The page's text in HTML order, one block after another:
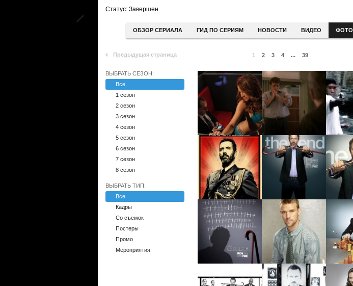
Статус: Завершен
ОБЗОР СЕРИАЛА ГИД ПО СЕРИЯМ НОВОСТИ ВИДЕО ФОТО
Предыдущая страница 1 2 3 4 ... 39
ВЫБРАТЬ СЕЗОН:
Все
1 сезон
2 сезон
3 сезон
4 сезон
5 сезон
6 сезон
7 сезон
8 сезон
ВЫБРАТЬ ТИП:
Все
Кадры
Со съемок
Постеры
Промо
Мероприятия